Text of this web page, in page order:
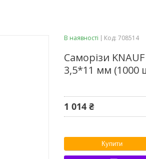
В наявності Код: 708514
Саморізи
3,5*11 мм (1000
1 014 ₴
Купити